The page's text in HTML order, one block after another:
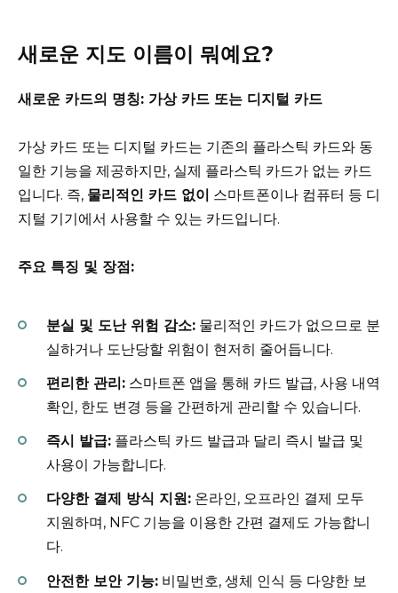
새로운 지도 이름이 뭐예요?
새로운 카드의 명칭: 가상 카드 또는 디지털 카드
가상 카드 또는 디지털 카드는 기존의 플라스틱 카드와 동
일한 기능을 제공하지만, 실제 플라스틱 카드가 없는 카드
입니다. 즉, 물리적인 카드 없이 스마트폰이나 컴퓨터 등 디
지털 기기에서 사용할 수 있는 카드입니다.
주요 특징 및 장점:
분실 및 도난 위험 감소: 물리적인 카드가 없으므로 분
실하거나 도난당할 위험이 현저히 줄어듭니다.
편리한 관리: 스마트폰 앱을 통해 카드 발급, 사용 내역
확인, 한도 변경 등을 간편하게 관리할 수 있습니다.
즉시 발급: 플라스틱 카드 발급과 달리 즉시 발급 및
사용이 가능합니다.
다양한 결제 방식 지원: 온라인, 오프라인 결제 모두
지원하며, NFC 기능을 이용한 간편 결제도 가능합니
다.
안전한 보안 기능: 비밀번호, 생체 인식 등 다양한 보